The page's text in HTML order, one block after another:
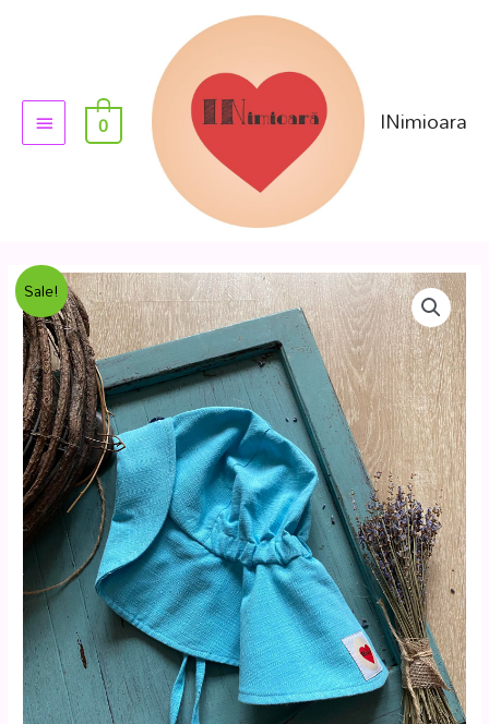
INimioara
0
Sale!